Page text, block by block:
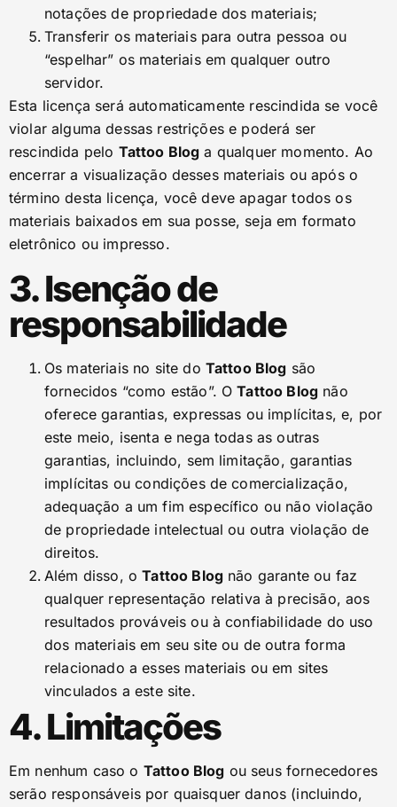
notações de propriedade dos materiais;
Transferir os materiais para outra pessoa ou
“espelhar” os materiais em qualquer outro
servidor.
Esta licença será automaticamente rescindida se você
violar alguma dessas restrições e poderá ser
rescindida pelo Tattoo Blog a qualquer momento. Ao
encerrar a visualização desses materiais ou após o
término desta licença, você deve apagar todos os
materiais baixados em sua posse, seja em formato
eletrônico ou impresso.
3. Isenção de
responsabilidade
Os materiais no site do Tattoo Blog são
fornecidos “como estão”. OTattoo Blog não
oferece garantias, expressas ou implícitas, e, por
este meio, isenta e nega todas as outras
garantias, incluindo, sem limitação, garantias
implícitas ou condições de comercialização,
adequação a um fim específico ou não violação
de propriedade intelectual ou outra violação de
direitos.
Além disso, oTattoo Blog não garante ou faz
qualquer representação relativa à precisão, aos
resultados prováveis ou à confiabilidade do uso
dos materiais em seu site ou de outra forma
relacionado a esses materiais ou em sites
vinculados a este site.
4. Limitações
Em nenhum caso o Tattoo Blog ou seus fornecedores
serão responsáveis por quaisquer danos (incluindo,